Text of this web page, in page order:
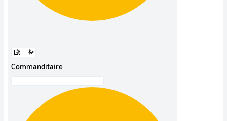
Commanditaire